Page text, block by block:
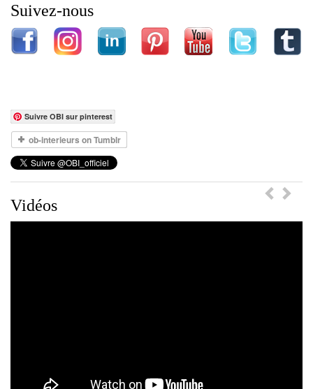
Suivez-nous
Suivre OBI sur pinterest
Vidéos